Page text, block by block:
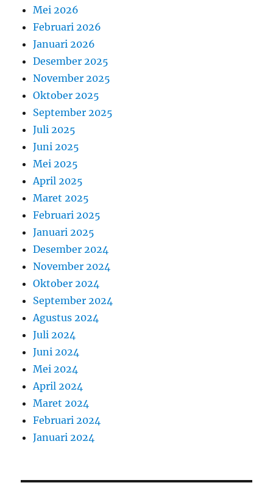
Mei 2026
Februari 2026
Januari 2026
Desember 2025
November 2025
Oktober 2025
September 2025
Juli 2025
Juni 2025
Mei 2025
April 2025
Maret 2025
Februari 2025
Januari 2025
Desember 2024
November 2024
Oktober 2024
September 2024
Agustus 2024
Juli 2024
Juni 2024
Mei 2024
April 2024
Maret 2024
Februari 2024
Januari 2024